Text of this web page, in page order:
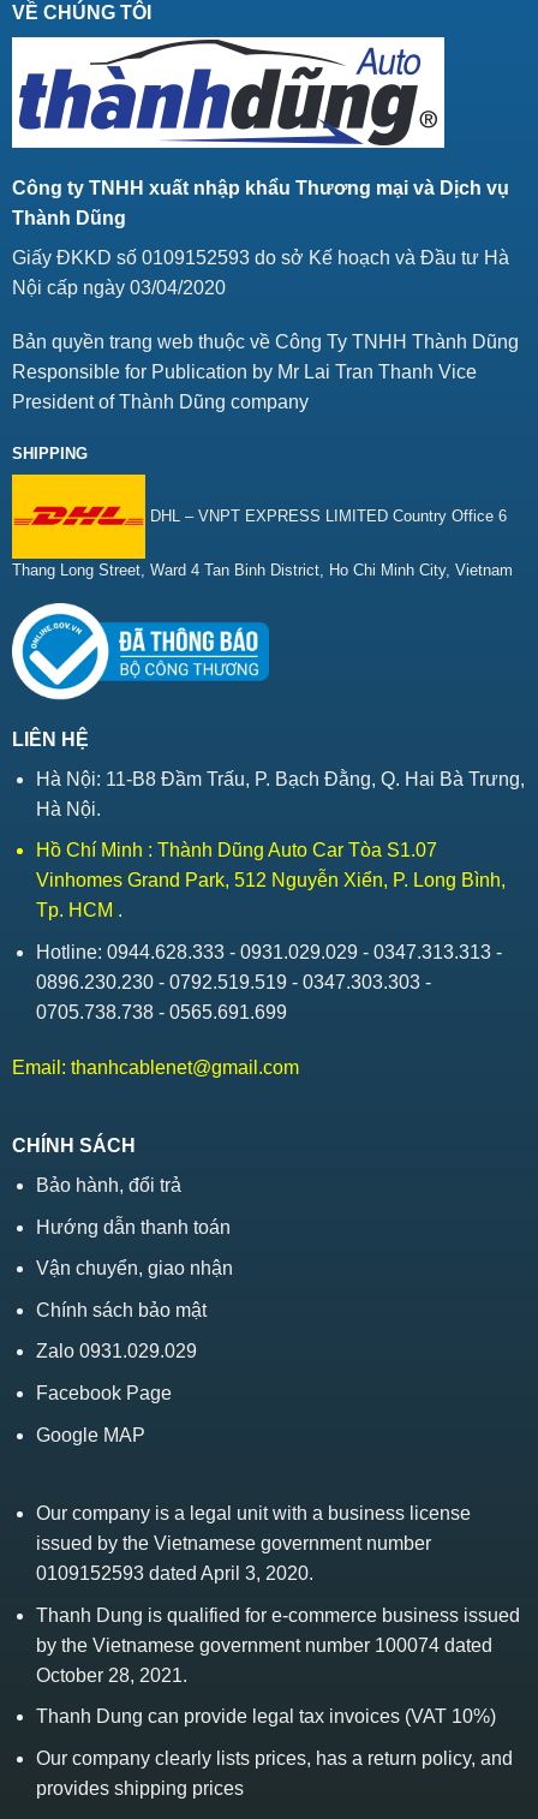
VỀ CHÚNG TÔI
Công ty TNHH xuất nhập khẩu Thương mại và Dịch vụ
Thành Dũng
Giấy ĐKKD số 0109152593 do sở Kế hoạch và Đầu tư Hà
Nội cấp ngày 03/04/2020
Bản quyền trang web thuộc về Công Ty TNHH Thành Dũng
Responsible for Publication by Mr Lai Tran Thanh Vice
President of Thành Dũng company
SHIPPING
DHL – VNPT EXPRESS LIMITED Country Office 6
Thang Long Street, Ward 4 Tan Binh District, Ho Chi Minh City, Vietnam
LIÊN HỆ
Hà Nội: 11-B8 Đầm Trấu, P. Bạch Đằng, Q. Hai Bà Trưng,
Hà Nội.
Hồ Chí Minh : Thành Dũng Auto Car Tòa S1.07
Vinhomes Grand Park, 512 Nguyễn Xiển, P. Long Bình,
Tp. HCM .
Hotline: 0944.628.333 - 0931.029.029 - 0347.313.313 -
0896.230.230 - 0792.519.519 - 0347.303.303 -
0705.738.738 - 0565.691.699
Email: thanhcablenet@gmail.com
CHÍNH SÁCH
Bảo hành, đổi trả
Hướng dẫn thanh toán
Vận chuyển, giao nhận
Chính sách bảo mật
Zalo 0931.029.029
Facebook Page
Google MAP
Our company is a legal unit with a business license
issued by the Vietnamese government number
0109152593 dated April 3, 2020.
Thanh Dung is qualified for e-commerce business issued
by the Vietnamese government number 100074 dated
October 28, 2021.
Thanh Dung can provide legal tax invoices (VAT 10%)
Our company clearly lists prices, has a return policy, and
provides shipping prices